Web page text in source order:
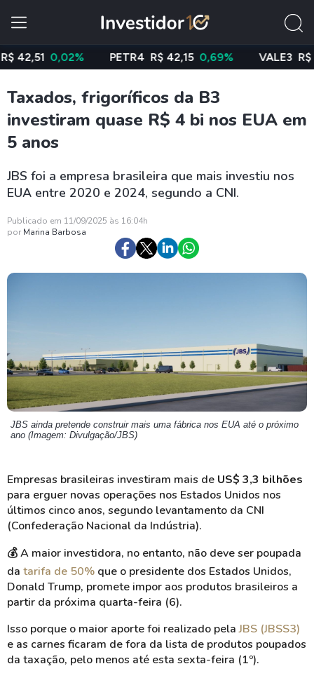
0,02% PETR4 R$ 42,15 0,69% VALE3 R$ 76,14
Taxados, frigoríficos da B3
investiram quase R$ 4 bi nos EUA em
5 anos
JBS foi a empresa brasileira que mais investiu nos
EUA entre 2020 e 2024, segundo a CNI.
Publicado em 11/09/2025 às 16:04h
por Marina Barbosa
JBS ainda pretende construir mais uma fábrica nos EUA até o próximo
ano (Imagem: Divulgação/JBS)
Empresas brasileiras investiram mais de US$ 3,3 bilhões
para erguer novas operações nos Estados Unidos nos
últimos cinco anos, segundo levantamento da CNI
(Confederação Nacional da Indústria).
💰A maior investidora, no entanto, não deve ser poupada
da tarifa de 50% que o presidente dos Estados Unidos,
Donald Trump, promete impor aos produtos brasileiros a
partir da próxima quarta-feira (6).
Isso porque o maior aporte foi realizado pelaJBS (JBSS3)
e as carnes ficaram de fora da lista de produtos poupados
da taxação, pelo menos até esta sexta-feira (1º).